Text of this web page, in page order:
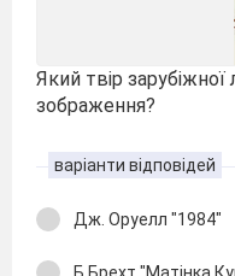
Який твір зарубіжної
зображення?
варіанти відповідей
Дж. Оруелл "1984"